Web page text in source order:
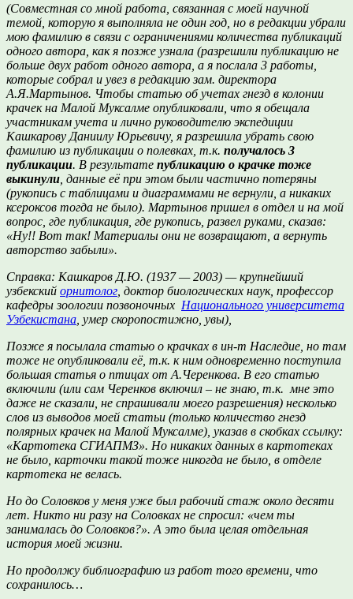
(Совместная со мной работа, связанная с моей научной
темой, которую я выполняла не один год, но в редакции убрали
мою фамилию в связи с ограничениями количества публикаций
одного автора, как я позже узнала (разрешили публикацию не
больше двух работ одного автора, а я послала 3 работы,
которые собрал и увез в редакцию зам. директора
А.Я.Мартынов. Чтобы статью об учетах гнезд в колонии
крачек на Малой Муксалме опубликовали, что я обещала
участникам учета и лично руководителю экспедиции
Кашкарову Даниилу Юрьевичу, я разрешила убрать свою
фамилию из публикации о полевках, т.к. получалось 3
публикации. В результате публикацию о крачке тоже
выкинули , данные её при этом были частично потеряны
(рукопись с таблицами и диаграммами не вернули, а никаких
ксероксов тогда не было). Мартынов пришел в отдел и на мой
вопрос, где публикация, где рукопись, развел руками, сказав:
«Ну!! Вот так! Материалы они не возвращают, а вернуть
авторство забыли».
Справка: Кашкаров Д.Ю. (1937 — 2003) — крупнейший
узбекский орнитолог , доктор биологических наук, профессор
кафедры зоологии позвоночных Национального университета
Узбекистана , умер скоропостижно, увы),
Позже я посылала статью о крачках в ин-т Наследие, но там
тоже не опубликовали её, т.к. к ним одновременно поступила
большая статья о птицах от А.Черенкова. В его статью
включили (или сам Черенков включил – не знаю, т.к. мне это
даже не сказали, не спрашивали моего разрешения) несколько
слов из выводов моей статьи (только количество гнезд
полярных крачек на Малой Муксалме), указав в скобках ссылку:
«Картотека СГИАПМЗ». Но никаких данных в картотеках
не было, карточки такой тоже никогда не было, в отделе
картотека не велась.
Но до Соловков у меня уже был рабочий стаж около десяти
лет. Никто ни разу на Соловках не спросил: «чем ты
занималась до Соловков?». А это была целая отдельная
история моей жизни.
Но продолжу библиографию из работ того времени, что
сохранилось…